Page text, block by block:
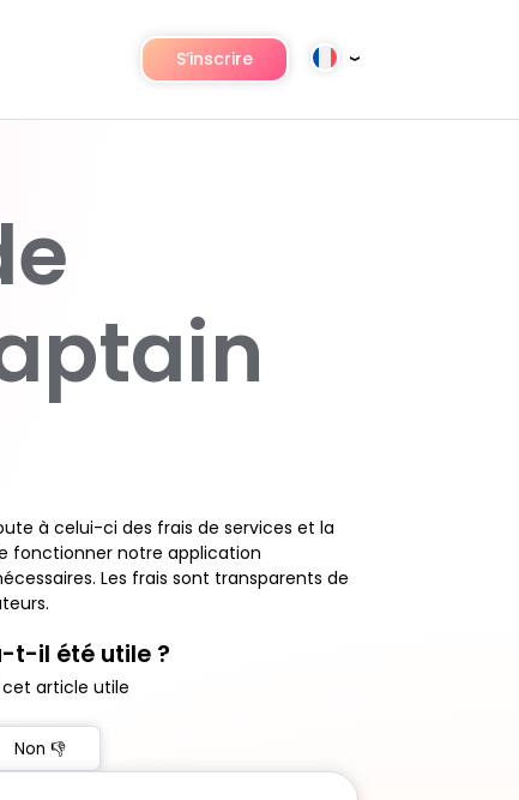
S’inscrire
à celui-ci des frais de services et la
fonctionner notre application
Les frais sont transparents de
t-il été utile ?
article utile
Non 👎